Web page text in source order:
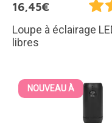
16,45€
Loupe à éclairage
libres
NOUVEAU À